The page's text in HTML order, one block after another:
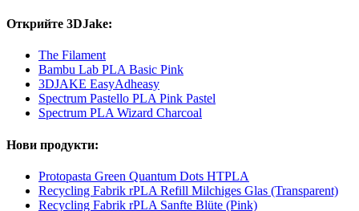
Открийте 3DJake:
The Filament
Bambu Lab PLA Basic Pink
3DJAKE EasyAdheasy
Spectrum Pastello PLA Pink Pastel
Spectrum PLA Wizard Charcoal
Нови продукти:
Protopasta Green Quantum Dots HTPLA
Recycling Fabrik rPLA Refill Milchiges Glas (Transparent)
Recycling Fabrik rPLA Sanfte Blüte (Pink)